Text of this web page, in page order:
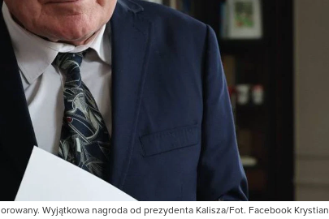
Wyjątkowa nagroda od prezydenta Kalisza/Fot. Facebook Krystian